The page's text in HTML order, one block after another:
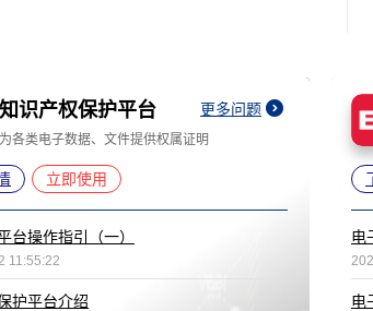
知识产权保护平台 更多问题
为各类电子数据、文件提供权属证明
立即使用
台操作指引（一）
11:55:22
护平台介绍
电
电